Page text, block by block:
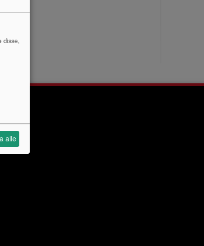
disse,
alle